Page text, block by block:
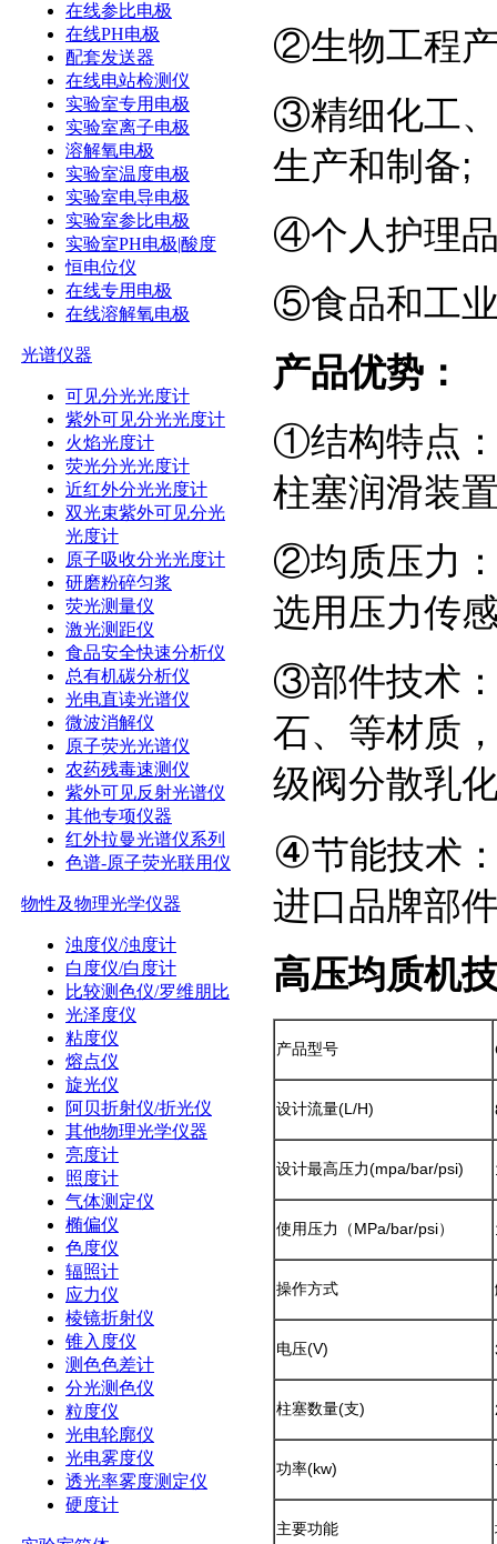
在线参比电极
在线PH电极
配套发送器
在线电站检测仪
实验室专用电极
实验室离子电极
溶解氧电极
实验室温度电极
实验室电导电极
实验室参比电极
实验室PH电极|酸度
恒电位仪
在线专用电极
在线溶解氧电极
光谱仪器
可见分光光度计
紫外可见分光光度计
火焰光度计
荧光分光光度计
近红外分光光度计
双光束紫外可见分光
光度计
原子吸收分光光度计
研磨粉碎匀浆
荧光测量仪
激光测距仪
食品安全快速分析仪
总有机碳分析仪
光电直读光谱仪
微波消解仪
原子荧光光谱仪
农药残毒速测仪
紫外可见反射光谱仪
其他专项仪器
红外拉曼光谱仪系列
色谱-原子荧光联用仪
物性及物理光学仪器
浊度仪/浊度计
白度仪/白度计
比较测色仪/罗维朋比
光泽度仪
粘度仪
熔点仪
旋光仪
阿贝折射仪/折光仪
其他物理光学仪器
亮度计
照度计
气体测定仪
椭偏仪
色度仪
辐照计
应力仪
棱镜折射仪
锥入度仪
测色色差计
分光测色仪
粒度仪
光电轮廓仪
光电雾度仪
透光率雾度测定仪
硬度计
②生物工程
③精细化工
生产和制备;
④个人护理
⑤食品和工
产品优势：
①结构特点
柱塞润滑装
②均质压力
选用压力传
③部件技术
石、等材质
级阀分散乳
④节能技术
进口品牌部
高压均质机
产品型号
设计流量(L/H)
设计最高压力(mpa/bar/psi)
使用压力（MPa/bar/psi）
操作方式
电压(V)
柱塞数量(支)
功率(kw)
主要功能